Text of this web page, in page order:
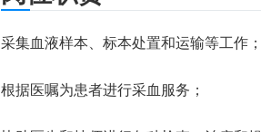
采集血液样本、标本处置和运输等工作；
根据医嘱为患者进行采血服务；